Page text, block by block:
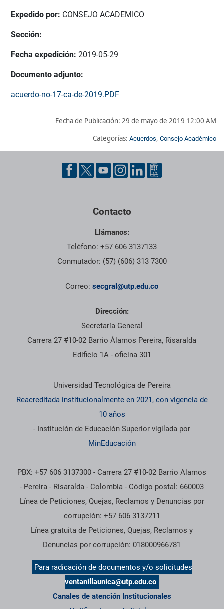
Expedido por: CONSEJO ACADEMICO
Sección:
Fecha expedición: 2019-05-29
Documento adjunto:
acuerdo-no-17-ca-de-2019.PDF
Fecha de Publicación: 29 de mayo de 2019 12:00 AM
Categorías: Acuerdos, Consejo Académico
Pie de página con información de contacto, redes sociales y
Contacto
Llámanos:
Teléfono: +57 606 3137133
Conmutador: (57) (606) 313 7300
Correo: secgral@utp.edu.co
Dirección:
Secretaría General
Carrera 27 #10-02 Barrio Álamos Pereira, Risaralda
Edificio 1A - oficina 301
Información institucional
Universidad Tecnológica de Pereira
Reacreditada institucionalmente en 2021, con vigencia de
10 años
- Institución de Educación Superior vigilada por
MinEducación
PBX: +57 606 3137300 - Carrera 27 #10-02 Barrio Alamos
- Pereira - Risaralda - Colombia - Código postal: 660003
Línea de Peticiones, Quejas, Reclamos y Denuncias por
corrupción: +57 606 3137211
Línea gratuita de Peticiones, Quejas, Reclamos y
Denuncias por corrupción: 018000966781
Para radicación de documentos y/o solicitudes
ventanillaunica@utp.edu.co
Canales de atención Institucionales